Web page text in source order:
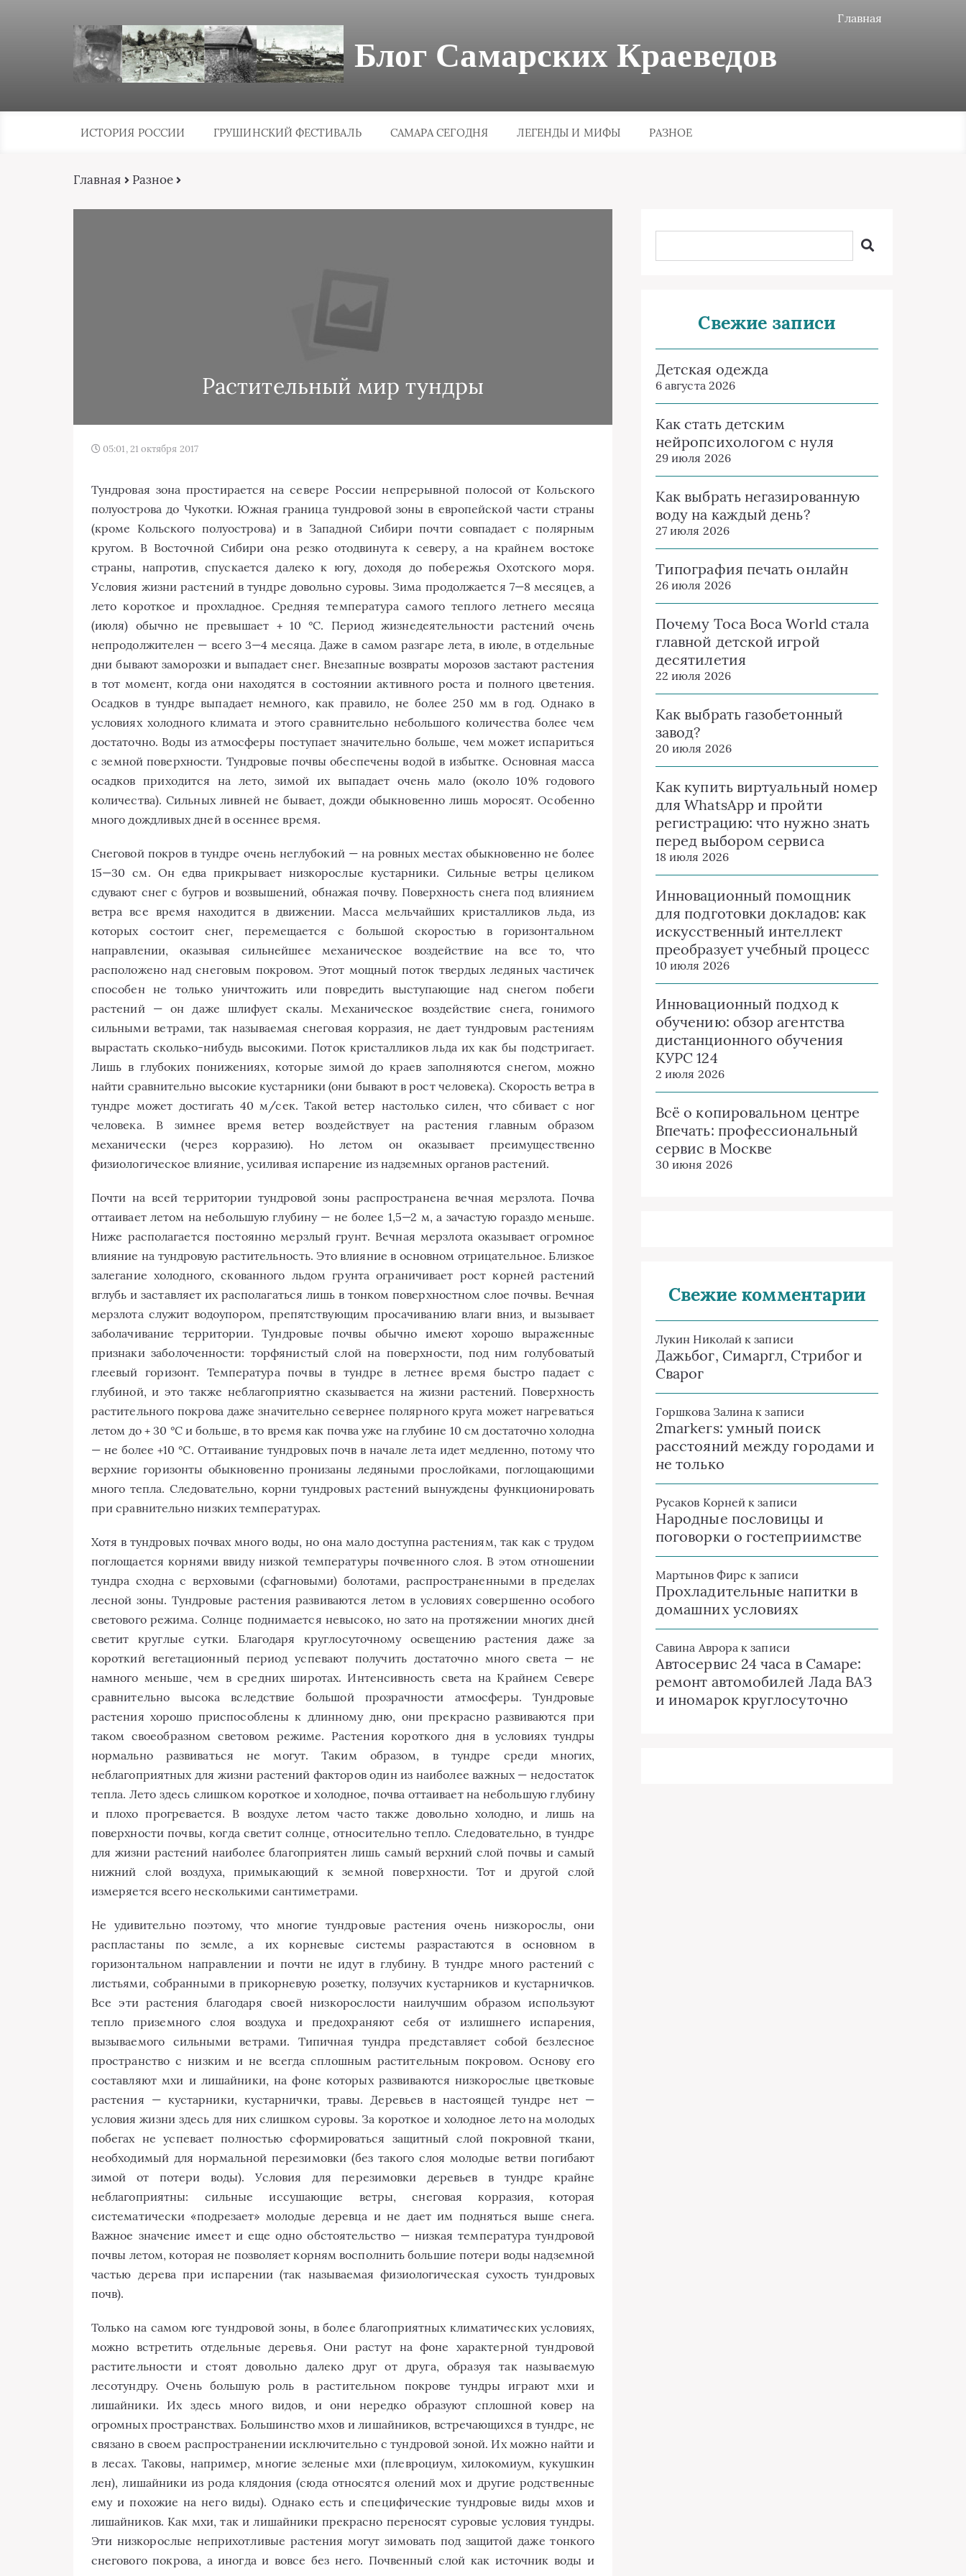
Главная
Блог Самарских Краеведов
ИСТОРИЯ РОССИИ ГРУШИНСКИЙ ФЕСТИВАЛЬ САМАРА СЕГОДНЯ ЛЕГЕНДЫ И МИФЫ РАЗНОЕ
Главная Разное
Растительный мир тундры
05:01, 21 октября 2017
Тундровая зона простирается на севере России непрерывной полосой от Кольского
полуострова до Чукотки. Южная граница тундровой зоны в европейской части страны
(кроме Кольского полуострова) и в Западной Сибири почти совпадает с полярным
кругом. В Восточной Сибири она резко отодвинута к северу, а на крайнем востоке
страны, напротив, спускается далеко к югу, доходя до побережья Охотского моря.
Условия жизни растений в тундре довольно суровы. Зима продолжается 7—8 месяцев, а
лето короткое и прохладное. Средняя температура самого теплого летнего месяца
(июля) обычно не превышает + 10 °С. Период жизнедеятельности растений очень
непродолжителен — всего 3—4 месяца. Даже в самом разгаре лета, в июле, в отдельные
дни бывают заморозки и выпадает снег. Внезапные возвраты морозов застают растения
в тот момент, когда они находятся в состоянии активного роста и полного цветения.
Осадков в тундре выпадает немного, как правило, не более 250 мм в год. Однако в
условиях холодного климата и этого сравнительно небольшого количества более чем
достаточно. Воды из атмосферы поступает значительно больше, чем может испариться
с земной поверхности. Тундровые почвы обеспечены водой в избытке. Основная масса
осадков приходится на лето, зимой их выпадает очень мало (около 10% годового
количества). Сильных ливней не бывает, дожди обыкновенно лишь моросят. Особенно
много дождливых дней в осеннее время.
Снеговой покров в тундре очень неглубокий — на ровных местах обыкновенно не более
15—30 см. Он едва прикрывает низкорослые кустарники. Сильные ветры целиком
сдувают снег с бугров и возвышений, обнажая почву. Поверхность снега под влиянием
ветра все время находится в движении. Масса мельчайших кристалликов льда, из
которых состоит снег, перемещается с большой скоростью в горизонтальном
направлении, оказывая сильнейшее механическое воздействие на все то, что
расположено над снеговым покровом. Этот мощный поток твердых ледяных частичек
способен не только уничтожить или повредить выступающие над снегом побеги
растений — он даже шлифует скалы. Механическое воздействие снега, гонимого
сильными ветрами, так называемая снеговая корразия, не дает тундровым растениям
вырастать сколько-нибудь высокими. Поток кристалликов льда их как бы подстригает.
Лишь в глубоких понижениях, которые зимой до краев заполняются снегом, можно
найти сравнительно высокие кустарники (они бывают в рост человека). Скорость ветра в
тундре может достигать 40 м/сек. Такой ветер настолько силен, что сбивает с ног
человека. В зимнее время ветер воздействует на растения главным образом
механически (через корразию). Но летом он оказывает преимущественно
физиологическое влияние, усиливая испарение из надземных органов растений.
Почти на всей территории тундровой зоны распространена вечная мерзлота. Почва
оттаивает летом на небольшую глубину — не более 1,5—2 м, а зачастую гораздо меньше.
Ниже располагается постоянно мерзлый грунт. Вечная мерзлота оказывает огромное
влияние на тундровую растительность. Это влияние в основном отрицательное. Близкое
залегание холодного, скованного льдом грунта ограничивает рост корней растений
вглубь и заставляет их располагаться лишь в тонком поверхностном слое почвы. Вечная
мерзлота служит водоупором, препятствующим просачиванию влаги вниз, и вызывает
заболачивание территории. Тундровые почвы обычно имеют хорошо выраженные
признаки заболоченности: торфянистый слой на поверхности, под ним голубоватый
глеевый горизонт. Температура почвы в тундре в летнее время быстро падает с
глубиной, и это также неблагоприятно сказывается на жизни растений. Поверхность
растительного покрова даже значительно севернее полярного круга может нагреваться
летом до + 30 °С и больше, в то время как почва уже на глубине 10 см достаточно холодна
— не более +10 °С. Оттаивание тундровых почв в начале лета идет медленно, потому что
верхние горизонты обыкновенно пронизаны ледяными прослойками, поглощающими
много тепла. Следовательно, корни тундровых растений вынуждены функционировать
при сравнительно низких температурах.
Хотя в тундровых почвах много воды, но она мало доступна растениям, так как с трудом
поглощается корнями ввиду низкой температуры почвенного слоя. В этом отношении
тундра сходна с верховыми (сфагновыми) болотами, распространенными в пределах
лесной зоны. Тундровые растения развиваются летом в условиях совершенно особого
светового режима. Солнце поднимается невысоко, но зато на протяжении многих дней
светит круглые сутки. Благодаря круглосуточному освещению растения даже за
короткий вегетационный период успевают получить достаточно много света — не
намного меньше, чем в средних широтах. Интенсивность света на Крайнем Севере
сравнительно высока вследствие большой прозрачности атмосферы. Тундровые
растения хорошо приспособлены к длинному дню, они прекрасно развиваются при
таком своеобразном световом режиме. Растения короткого дня в условиях тундры
нормально развиваться не могут. Таким образом, в тундре среди многих,
неблагоприятных для жизни растений факторов один из наиболее важных — недостаток
тепла. Лето здесь слишком короткое и холодное, почва оттаивает на небольшую глубину
и плохо прогревается. В воздухе летом часто также довольно холодно, и лишь на
поверхности почвы, когда светит солнце, относительно тепло. Следовательно, в тундре
для жизни растений наиболее благоприятен лишь самый верхний слой почвы и самый
нижний слой воздуха, примыкающий к земной поверхности. Тот и другой слой
измеряется всего несколькими сантиметрами.
Не удивительно поэтому, что многие тундровые растения очень низкорослы, они
распластаны по земле, а их корневые системы разрастаются в основном в
горизонтальном направлении и почти не идут в глубину. В тундре много растений с
листьями, собранными в прикорневую розетку, ползучих кустарников и кустарничков.
Все эти растения благодаря своей низкорослости наилучшим образом используют
тепло приземного слоя воздуха и предохраняют себя от излишнего испарения,
вызываемого сильными ветрами. Типичная тундра представляет собой безлесное
пространство с низким и не всегда сплошным растительным покровом. Основу его
составляют мхи и лишайники, на фоне которых развиваются низкорослые цветковые
растения — кустарники, кустарнички, травы. Деревьев в настоящей тундре нет —
условия жизни здесь для них слишком суровы. За короткое и холодное лето на молодых
побегах не успевает полностью сформироваться защитный слой покровной ткани,
необходимый для нормальной перезимовки (без такого слоя молодые ветви погибают
зимой от потери воды). Условия для перезимовки деревьев в тундре крайне
неблагоприятны: сильные иссушающие ветры, снеговая корразия, которая
систематически «подрезает» молодые деревца и не дает им подняться выше снега.
Важное значение имеет и еще одно обстоятельство — низкая температура тундровой
почвы летом, которая не позволяет корням восполнить большие потери воды надземной
частью дерева при испарении (так называемая физиологическая сухость тундровых
почв).
Только на самом юге тундровой зоны, в более благоприятных климатических условиях,
можно встретить отдельные деревья. Они растут на фоне характерной тундровой
растительности и стоят довольно далеко друг от друга, образуя так называемую
лесотундру. Очень большую роль в растительном покрове тундры играют мхи и
лишайники. Их здесь много видов, и они нередко образуют сплошной ковер на
огромных пространствах. Большинство мхов и лишайников, встречающихся в тундре, не
связано в своем распространении исключительно с тундровой зоной. Их можно найти и
в лесах. Таковы, например, многие зеленые мхи (плевроциум, хилокомиум, кукушкин
лен), лишайники из рода клядония (сюда относятся олений мох и другие родственные
ему и похожие на него виды). Однако есть и специфические тундровые виды мхов и
лишайников. Как мхи, так и лишайники прекрасно переносят суровые условия тундры.
Эти низкорослые неприхотливые растения могут зимовать под защитой даже тонкого
снегового покрова, а иногда и вовсе без него. Почвенный слой как источник воды и
Свежие записи
Детская одежда
6 августа 2026
Как стать детским
нейропсихологом с нуля
29 июля 2026
Как выбрать негазированную
воду на каждый день?
27 июля 2026
Типография печать онлайн
26 июля 2026
Почему Toca Boca World стала
главной детской игрой
десятилетия
22 июля 2026
Как выбрать газобетонный
завод?
20 июля 2026
Как купить виртуальный номер
для WhatsApp и пройти
регистрацию: что нужно знать
перед выбором сервиса
18 июля 2026
Инновационный помощник
для подготовки докладов: как
искусственный интеллект
преобразует учебный процесс
10 июля 2026
Инновационный подход к
обучению: обзор агентства
дистанционного обучения
КУРС 124
2 июля 2026
Всё о копировальном центре
Впечать: профессиональный
сервис в Москве
30 июня 2026
Свежие комментарии
Лукин Николай к записи
Дажьбог, Симаргл, Стрибог и
Сварог
Горшкова Залина к записи
2markers: умный поиск
расстояний между городами и
не только
Русаков Корней к записи
Народные пословицы и
поговорки о гостеприимстве
Мартынов Фирс к записи
Прохладительные напитки в
домашних условиях
Савина Аврора к записи
Автосервис 24 часа в Самаре:
ремонт автомобилей Лада ВАЗ
и иномарок круглосуточно